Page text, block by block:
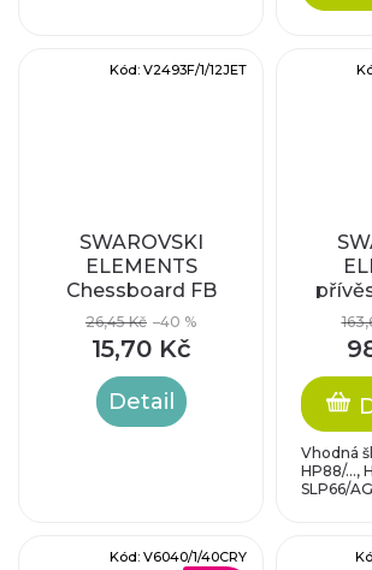
SWAROVSKI
ELEMENTS
Chessboard FB
26,45 Kč –40 %
15,70 Kč
Detail
Kód: V2493F/1/12JET
Vhodná
HP88/...,
SLP66/
Kód: V6040/1/40CRY